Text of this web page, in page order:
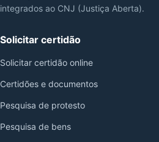
integrados ao CNJ (Justiça Aberta).
Solicitar certidão
Solicitar certidão online
Certidões e documentos
Pesquisa de protesto
Pesquisa de bens